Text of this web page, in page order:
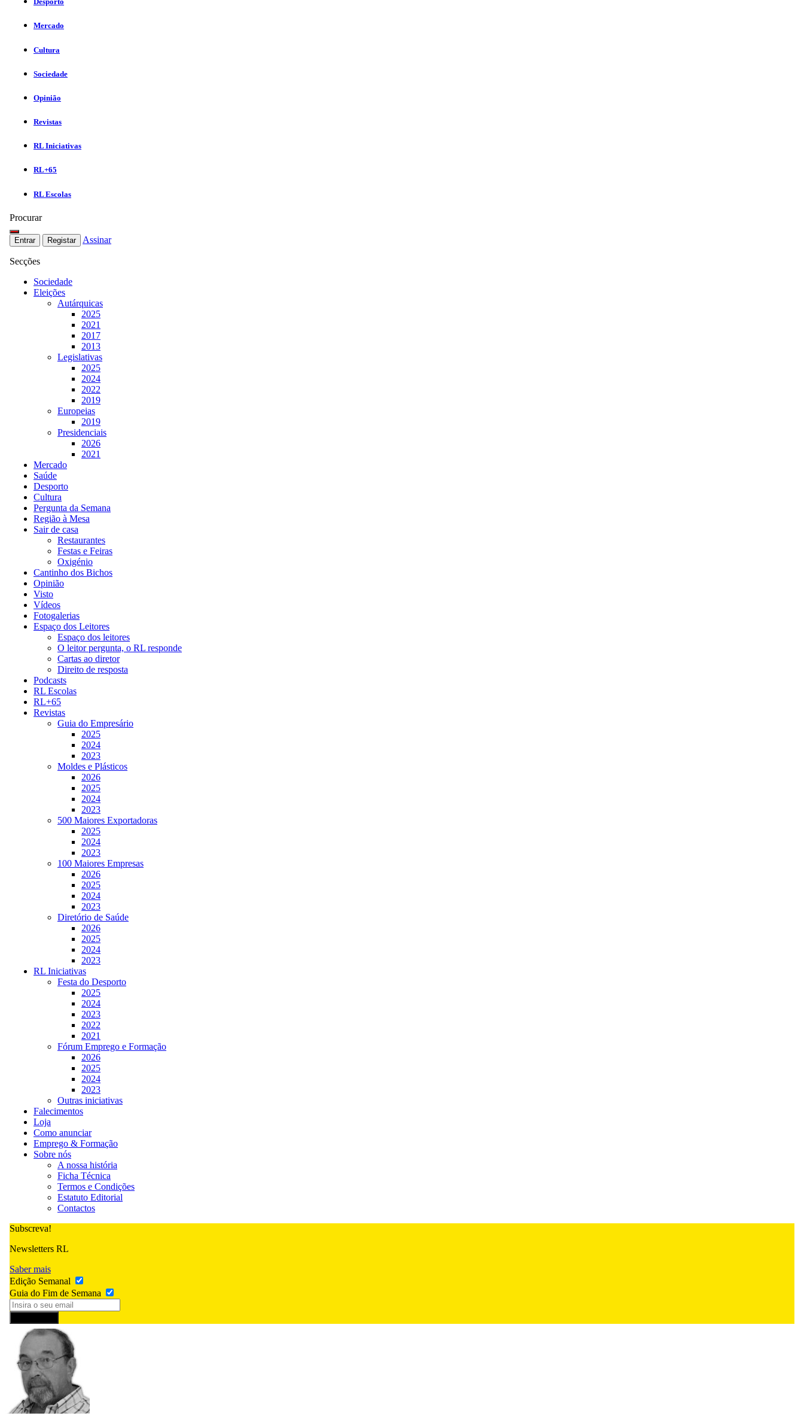
Mercado
Cultura
Sociedade
Opinião
Revistas
RL Iniciativas
RL+65
RL Escolas
Procurar
Entrar Registar Assinar
Secções
Sociedade
Eleições
Autárquicas
2025
2021
2017
2013
Legislativas
2025
2024
2022
2019
Europeias
2019
Presidenciais
2026
2021
Mercado
Saúde
Desporto
Cultura
Pergunta da Semana
Região à Mesa
Sair de casa
Restaurantes
Festas e Feiras
Oxigénio
Cantinho dos Bichos
Opinião
Visto
Vídeos
Fotogalerias
Espaço dos Leitores
Espaço dos leitores
O leitor pergunta, o RL responde
Cartas ao diretor
Direito de resposta
Podcasts
RL Escolas
RL+65
Revistas
Guia do Empresário
2025
2024
2023
Moldes e Plásticos
2026
2025
2024
2023
500 Maiores Exportadoras
2025
2024
2023
100 Maiores Empresas
2026
2025
2024
2023
Diretório de Saúde
2026
2025
2024
2023
RL Iniciativas
Festa do Desporto
2025
2024
2023
2022
2021
Fórum Emprego e Formação
2026
2025
2024
2023
Outras iniciativas
Falecimentos
Loja
Como anunciar
Emprego & Formação
Sobre nós
A nossa história
Ficha Técnica
Termos e Condições
Estatuto Editorial
Contactos
Subscreva!
Newsletters RL
Saber mais
Edição Semanal
Guia do Fim de Semana